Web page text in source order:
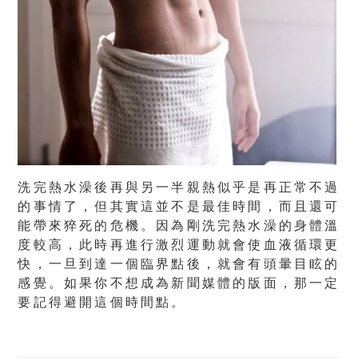
洗完熱水澡後再與另一半親熱似乎是再正常不過
的事情了，但其實這並不是最佳時間，而且還可
能帶來猝死的危機。因為剛洗完熱水澡的身體溫
度較高，此時再進行激烈運動就會使血液循環更
快，一旦到達一個臨界點後，就會有頭暈目眩的
感覺。如果你不想成為新聞媒體的版面，那一定
要記得避開這個時間點。